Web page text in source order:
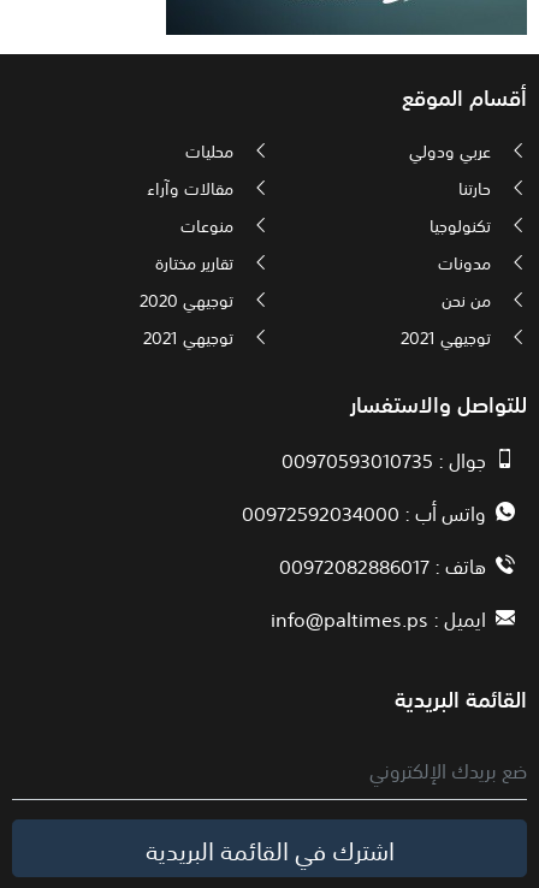
أقسام الموقع
عربي ودولي
محليات
حارتنا
مقالات وآراء
تكنولوجيا
منوعات
مدونات
تقارير مختارة
من نحن
توجيهي 2020
توجيهي 2021
توجيهي 2021
للتواصل والاستفسار
جوال : 00970593010735
واتس أب : 00972592034000
هاتف : 00972082886017
ايميل :info@paltimes.ps
القائمة البريدية
اشترك في القائمة البريدية